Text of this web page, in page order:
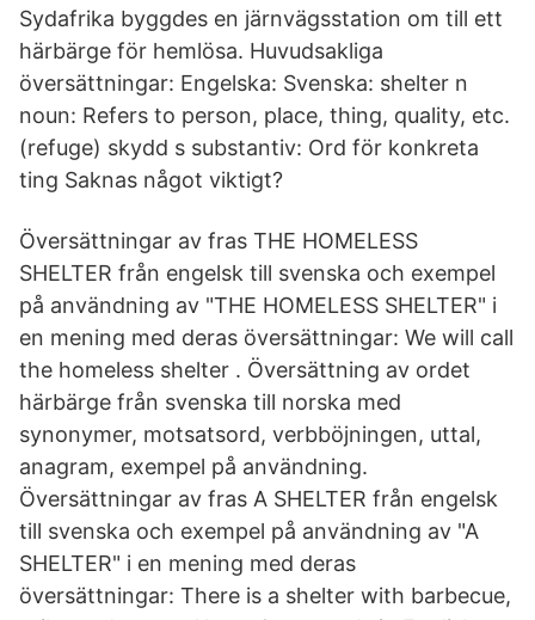
Sydafrika byggdes en järnvägsstation om till ett
härbärge för hemlösa. Huvudsakliga
översättningar: Engelska: Svenska: shelter n
noun: Refers to person, place, thing, quality, etc.
(refuge) skydd s substantiv: Ord för konkreta
ting Saknas något viktigt?
Översättningar av fras THE HOMELESS
SHELTER från engelsk till svenska och exempel
på användning av "THE HOMELESS SHELTER" i
en mening med deras översättningar: We will call
the homeless shelter . Översättning av ordet
härbärge från svenska till norska med
synonymer, motsatsord, verbböjningen, uttal,
anagram, exempel på användning.
Översättningar av fras A SHELTER från engelsk
till svenska och exempel på användning av "A
SHELTER" i en mening med deras
översättningar: There is a shelter with barbecue,